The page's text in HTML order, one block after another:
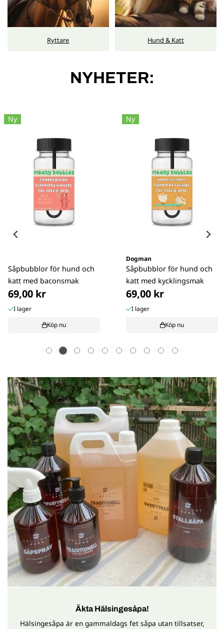
Ryttare Hund & Katt
NYHETER:
Ny
Rough Play Hundleksak
Krokodil Gummi Grön
99,00 kr
I lager
Köp nu
Ny
Kruuse
Digital febertermometer
99,00 kr
I lager
Köp nu
Äkta Hälsingesåpa!
Hälsingesåpa är en gammaldags fet såpa utan tillsatser,